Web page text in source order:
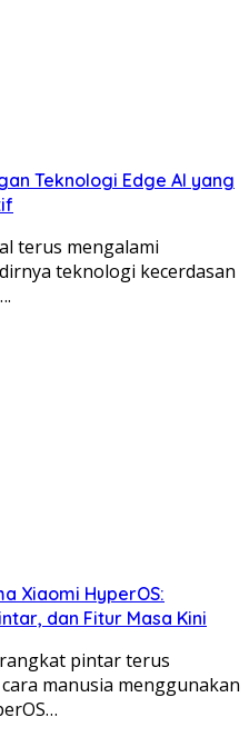
Teknologi Edge AI yang
terus mengalami
teknologi kecerdasan
Xiaomi HyperOS:
dan Fitur Masa Kini
pintar terus
manusia menggunakan